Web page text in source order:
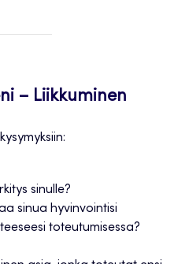
– Liikkuminen
sinulle?
sinua hyvinvointisi
toteutumisessa?